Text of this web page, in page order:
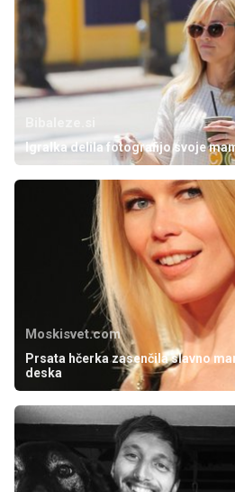
Igralka delila fotografijo svoje
Moskisvet.com
Prsata hčerka zasenčila slavno
deska